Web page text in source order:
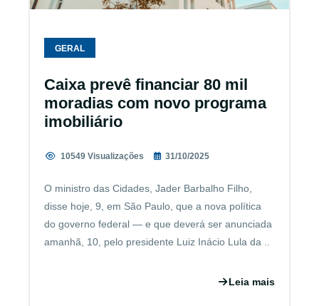
GERAL
Caixa prevê financiar 80 mil
moradias com novo programa
imobiliário
10549 Visualizações 31/10/2025
O ministro das Cidades, Jader Barbalho Filho,
disse hoje, 9, em São Paulo, que a nova política
do governo federal — e que deverá ser anunciada
amanhã, 10, pelo presidente Luiz Inácio Lula da ..
Leia mais